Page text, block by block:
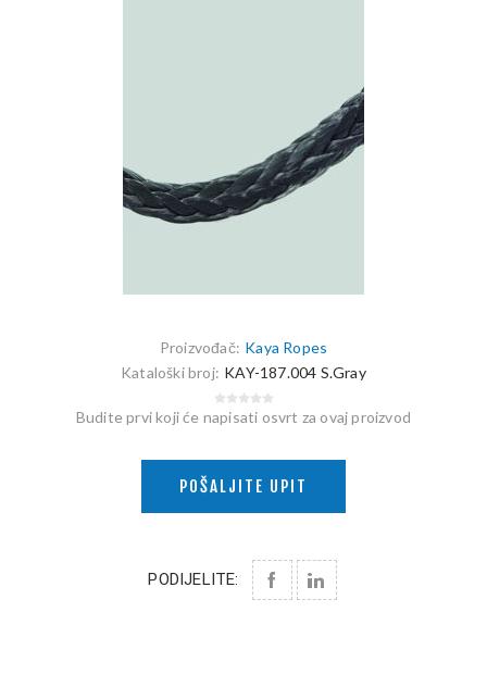
Proizvođač: Kaya Ropes
Kataloški broj: KAY-187.004 S.Gray
Budite prvi koji će napisati osvrt za ovaj proizvod
POŠALJITE UPIT
PODIJELITE: